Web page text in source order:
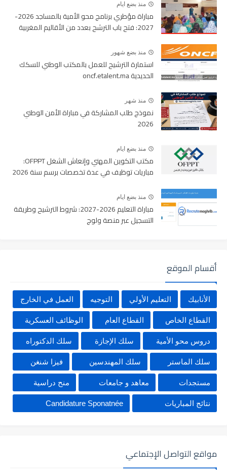
منذ بضع ايام
مباراة مؤطري برنامج محو الأمية بالمساجد 2026-
2027: فتح باب الترشح بعدد من الأقاليم المغربية
منذ بضع شهور
استمارة الترشيح للعمل بالمكتب الوطني للسكك
الحديدية oncf.etalent.ma
منذ شهر
نموذج طلب المشاركة في مباراة الأمن الوطني
2026
منذ بضع ايام
مكتب التكوين المهني وإنعاش الشغل OFPPT:
مباريات توظيف في عدة تخصصات برسم سنة 2026
منذ بضع ايام
مباراة التعليم 2026-2027: شروط الترشيح وطريقة
التسجيل عبر منصة ولوج
أقسام الموقع
الأنابيك التعليم الأولي التوجيه العمل في الخارج
القطاع الخاص القطاع العام الوظائف العسكرية
دروس محو الأمية سلك الإجازة سلك الدكتوراه
سلك الماستر سلك المهندسين فيزا شنغن
مستجدات معاهد و جامعات منح دراسية
نتائج المباريات Candidature Sponatnée
مواقع التواصل الإجتماعي